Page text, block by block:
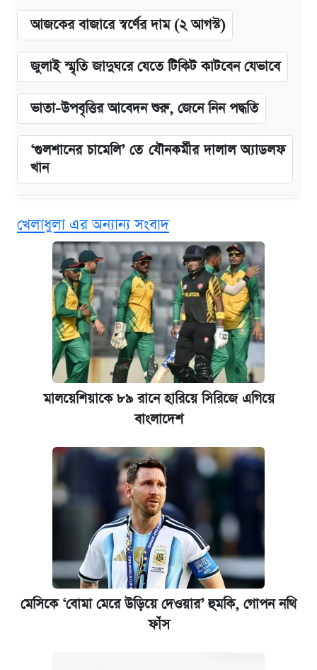
আজকের বাজারে স্বর্ণের দাম (২ আগস্ট)
জুলাই স্মৃতি জাদুঘরে যেতে টিকিট কাটবেন যেভাবে
ভাতা-উপবৃত্তির আবেদন শুরু, জেনে নিন পদ্ধতি
‘গুলশানের চামেলি’ তে যৌনকর্মীর দালাল অ্যাডলফ
খান
দাম ও ফিচার
কবে শুরু হচ্ছে ঢাবির ভর্তি আবেদন, জানাল কর্তৃপক্ষ
নবম জাতীয় পে-স্কেল নিয়ে সর্বশেষ যা জানা গেল
আজকের বাজারে স্বর্ণ-রুপার দাম (৫ আগস্ট)
কবে হবে মেডিকেল ভর্তি পরীক্ষা, জানা গেল যা
পাঁচ দপ্তরে নতুন সচিব নিয়োগ দিল সরকার
রাষ্ট্রবিরোধী কর্মকাণ্ড: ঢাবির কয়েকজন শিক্ষকের
বিরুদ্ধে ব্যবস্থা
আজকের বাজারে স্বর্ণের দাম (৬ আগস্ট)
কেমব্রিজ বিশ্ববিদ্যালয়ের এমবিএ স্কলারশিপে
খেলাধুলা এর অন্যান্য সংবাদ
মালয়েশিয়াকে ৮৯ রানে হারিয়ে সিরিজে এগিয়ে
বাংলাদেশ
মেসিকে ‘বোমা মেরে উড়িয়ে দেওয়ার’ হুমকি, গোপন নথি
ফাঁস